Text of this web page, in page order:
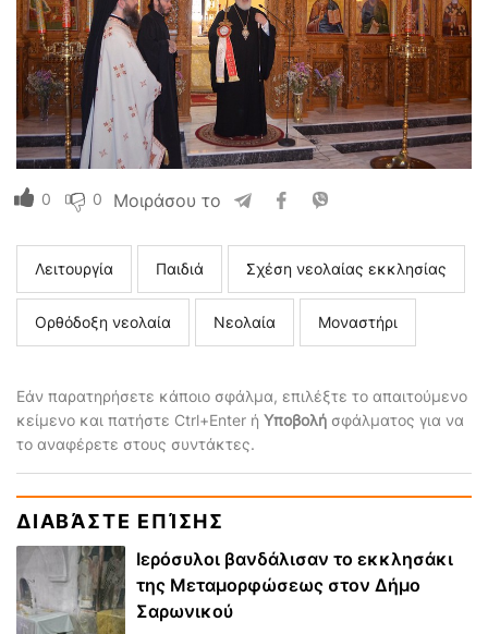
0 0 Μοιράσου το
Λειτουργία Παιδιά Σχέση νεολαίας εκκλησίας
Ορθόδοξη νεολαία Νεολαία Μοναστήρι
Εάν παρατηρήσετε κάποιο σφάλμα, επιλέξτε το απαιτούμενο
κείμενο και πατήστε Ctrl+Enter ή Υποβολή σφάλματος για να
το αναφέρετε στους συντάκτες.
ΔΙΑΒΆΣΤΕ ΕΠΊΣΗΣ
Ιερόσυλοι βανδάλισαν το εκκλησάκι
της Μεταμορφώσεως στον Δήμο
Σαρωνικού